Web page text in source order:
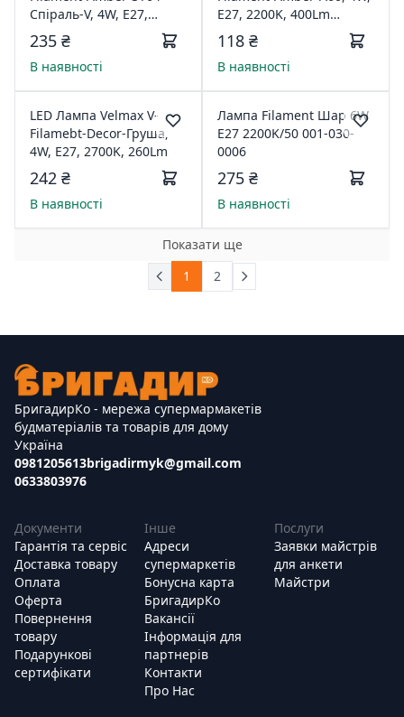
Спіраль-V, 4W, E27,
2700K, 300Lm 21-43-51
235 ₴
В наявності
E27, 2200K, 400Lm
214015
118 ₴
В наявності
LED Лампа Velmax V-
Filamebt-Decor-Груша,
4W, E27, 2700K, 260Lm
242 ₴
В наявності
Лампа Filament Шар 6W
E27 2200K/50 001-030-
0006
275 ₴
В наявності
Показати ще
1
2
БригадирКо - мережа супермармакетів
будматеріалів та товарів для дому
Україна
0981205613
0633803976
brigadirmyk@gmail.com
Документи
Гарантія та сервіс
Доставка товару
Оплата
Оферта
Повернення
товару
Подарункові
сертифікати
Інше
Адреси
супермаркетів
Бонусна карта
БригадирКо
Вакансії
Інформація для
партнерів
Контакти
Про Нас
Послуги
Заявки майстрів
для анкети
Майстри